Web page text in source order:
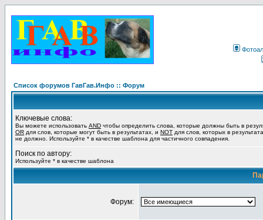
Список форумов ГавГав.Инфо :: Форум
Ключевые слова:
Вы можете использовать AND чтобы определить слова, которые должны быть в
OR для слов, которые могут быть в результатах, и NOT для слов, которых в
не должно. Используйте * в качестве шаблона для частичного совпадения.
Поиск по автору:
Используйте * в качестве шаблона
Форум: